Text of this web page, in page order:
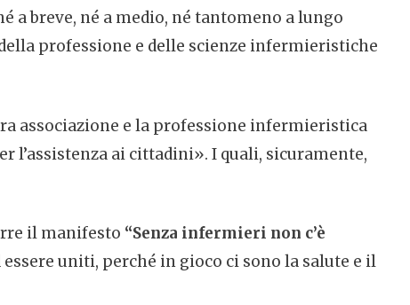
breve, né a medio, né tantomeno a lungo
professione e delle scienze infermieristiche
associazione e la professione infermieristica
ai cittadini». I quali, sicuramente,
il manifesto “Senza infermieri non c’è
uniti, perché in gioco ci sono la salute e il